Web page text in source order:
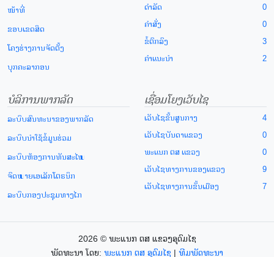
ໜ້າທີ່
ຂອບເຂດສິດ
ໂຄງຮ່າງການຈັດຕັ້ງ
ບຸກຄະລາກອນ
ດຳລັດ
0
ຄຳສັ່ງ
0
ຂໍ້ຕົກລົງ
3
ຄຳແນະນຳ
2
ບໍລິການພາກລັດ
ລະບົບສົນທະນາຂອງພາກລັດ
ລະບົບນຳໃຊ້ຂໍ້ມູນຮ່ວມ
ລະບົບຫ້ອງການທັນສະໄໝ
ຈົດໝາຍເອເລັກໂຕຣນິກ
ລະບົບກອງປະຊຸມທາງໄກ
ເຊື່ອມໂຍງເວັບໄຊ
ເວັບໄຊຂັ້ນສູນກາງ
4
ເວັບໄຊບັນດາແຂວງ
0
ພະແນກ ຕສ ແຂວງ
0
ເວັບໄຊທາງການຂອງແຂວງ
9
ເວັບໄຊທາງການຂັ້ນເມືອງ
7
2026 © ພະແນກ ຕສ ແຂວງອຸດົມໄຊ
ພັດທະນາ ໂດຍ: ພະແນກ ຕສ ອຸດົມໄຊ | ທີມພັດທະນາ